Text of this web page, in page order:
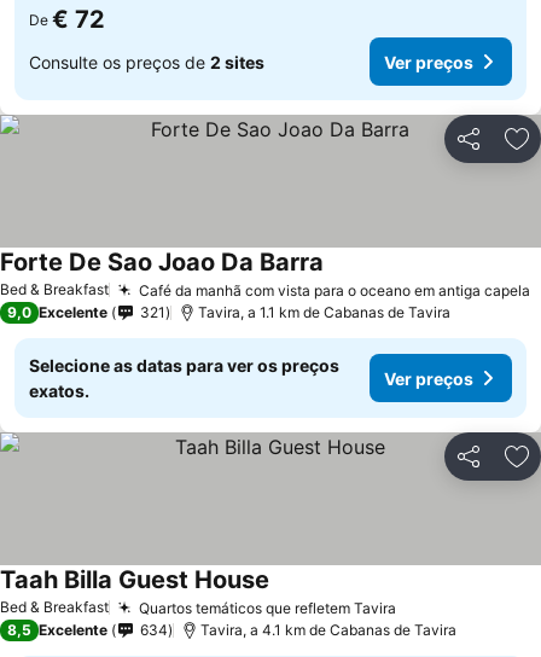
De € 72
Consulte os preços de 2 sites Ver preços
Partilhar
Bed & Breakfast Café da manhã com vista para o oceano em antiga capela
Forte De Sao Joao Da Barra
9,0 Excelente 321 Tavira, a 1.1 km de Cabanas de Tavira
Selecione as datas para ver os preços
exatos.
Ver preços
Partilhar
Bed & Breakfast Quartos temáticos que refletem Tavira
Taah Billa Guest House
8,5 Excelente 634 Tavira, a 4.1 km de Cabanas de Tavira